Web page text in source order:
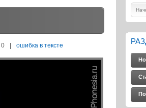
0 | ошибка в тексте